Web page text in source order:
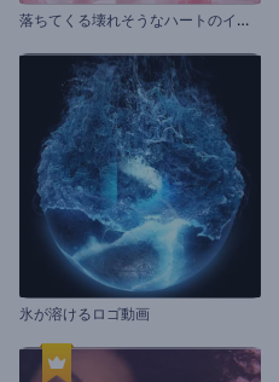
落
ちてくる壊れそうなハートのイントロ動画
氷が溶けるロゴ動画